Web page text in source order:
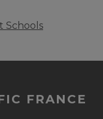
Schools
FRANCE